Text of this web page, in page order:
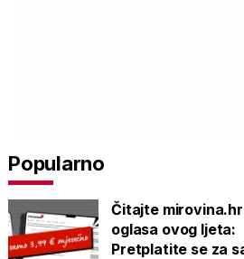
Popularno
Čitajte
oglasa ovog ljeta:
Pretplatite se za